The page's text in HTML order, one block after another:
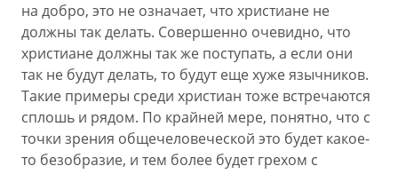
на добро, это не означает, что христиане не
должны так делать. Совершенно очевидно, что
христиане должны так же поступать, а если они
так не будут делать, то будут еще хуже язычников.
Такие примеры среди христиан тоже встречаются
сплошь и рядом. По крайней мере, понятно, что с
точки зрения общечеловеческой это будет какое-
то безобразие, и тем более будет грехом с